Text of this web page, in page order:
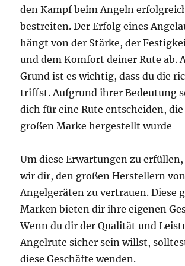
den Kampf beim Angeln
bestreiten. Der Erfolg eines
hängt von der Stärke, der
und dem Komfort deiner Rute ab.
Grund ist es wichtig, dass du die
triffst. Aufgrund ihrer Bedeutung
dich für eine Rute entscheiden,
großen Marke hergestellt wurde
Um diese Erwartungen zu
wir dir, den großen Herstellern von
Angelgeräten zu vertrauen. Diese
Marken bieten dir ihre eigenen
Wenn du dir der Qualität und
Angelrute sicher sein willst,
diese Geschäfte wenden.